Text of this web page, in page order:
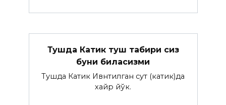
Тушда Катик туш табири сиз
буни биласизми
Тушда Катик Ивнтилган сут (катик)да
хайр йўк.